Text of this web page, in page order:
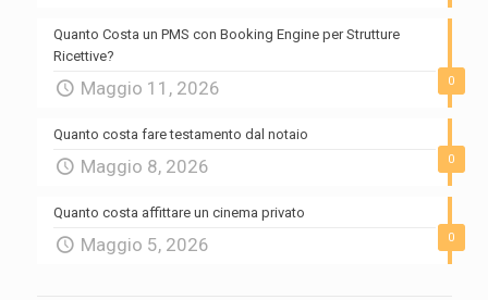
0
Quanto Costa un PMS con Booking Engine per Strutture
Ricettive?
Maggio 11, 2026
0
Quanto costa fare testamento dal notaio
Maggio 8, 2026
0
Quanto costa affittare un cinema privato
Maggio 5, 2026